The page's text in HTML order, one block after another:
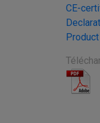
CE-